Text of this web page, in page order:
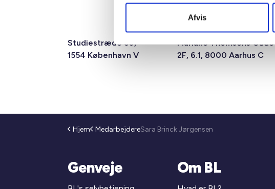
Afvis
Studiestræde 50,
1554 København V
Mariane Thomsens Gade
2F, 6.1, 8000 Aarhus C
Hjem MedarbejdereSara Brinck Jørgensen
Genveje Om BL